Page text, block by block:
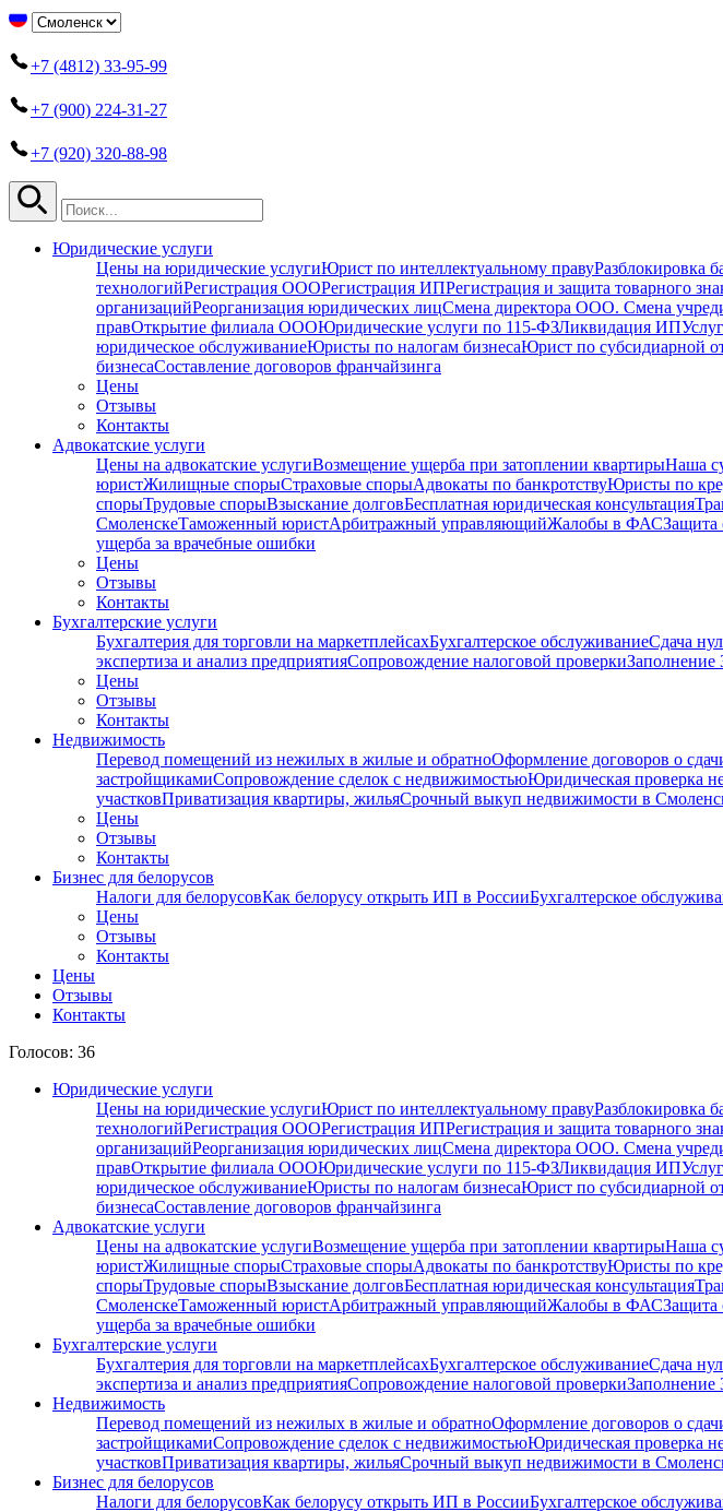
+7 (4812) 33-95-99
+7 (900) 224-31-27
+7 (920) 320-88-98
Юридические услуги
Цены на юридические услугиЮрист по интеллектуальному правуРазблокировка
технологийРегистрация ОООРегистрация ИПРегистрация и защита товарного
организацийРеорганизация юридических лицСмена директора ООО. Смена
правОткрытие филиала ОООЮридические услуги по 115-ФЗЛиквидация ИП
юридическое обслуживаниеЮристы по налогам бизнесаЮрист по субсидиарной
бизнесаСоставление договоров франчайзинга
Цены
Отзывы
Контакты
Адвокатские услуги
Цены на адвокатские услугиВозмещение ущерба при затоплении квартирыНаша
юристЖилищные спорыСтраховые спорыАдвокаты по банкротствуЮристы по
спорыТрудовые спорыВзыскание долговБесплатная юридическая консультация
СмоленскеТаможенный юристАрбитражный управляющийЖалобы в ФАСЗащита
ущерба за врачебные ошибки
Цены
Отзывы
Контакты
Бухгалтерские услуги
Бухгалтерия для торговли на маркетплейсахБухгалтерское обслуживаниеСдача
экспертиза и анализ предприятияСопровождение налоговой проверки
Цены
Отзывы
Контакты
Недвижимость
Перевод помещений из нежилых в жилые и обратноОформление договоров о
застройщикамиСопровождение сделок с недвижимостьюЮридическая проверка
участковПриватизация квартиры, жильяСрочный выкуп недвижимости в
Цены
Отзывы
Контакты
Бизнес для белорусов
Налоги для белорусовКак белорусу открыть ИП в РоссииБухгалтерское
Цены
Отзывы
Контакты
Цены
Отзывы
Контакты
Голосов: 36
Юридические услуги
Цены на юридические услугиЮрист по интеллектуальному правуРазблокировка
технологийРегистрация ОООРегистрация ИПРегистрация и защита товарного
организацийРеорганизация юридических лицСмена директора ООО. Смена
правОткрытие филиала ОООЮридические услуги по 115-ФЗЛиквидация ИП
юридическое обслуживаниеЮристы по налогам бизнесаЮрист по субсидиарной
бизнесаСоставление договоров франчайзинга
Адвокатские услуги
Цены на адвокатские услугиВозмещение ущерба при затоплении квартирыНаша
юристЖилищные спорыСтраховые спорыАдвокаты по банкротствуЮристы по
спорыТрудовые спорыВзыскание долговБесплатная юридическая консультация
СмоленскеТаможенный юристАрбитражный управляющийЖалобы в ФАСЗащита
ущерба за врачебные ошибки
Бухгалтерские услуги
Бухгалтерия для торговли на маркетплейсахБухгалтерское обслуживаниеСдача
экспертиза и анализ предприятияСопровождение налоговой проверки
Недвижимость
Перевод помещений из нежилых в жилые и обратноОформление договоров о
застройщикамиСопровождение сделок с недвижимостьюЮридическая проверка
участковПриватизация квартиры, жильяСрочный выкуп недвижимости в
Бизнес для белорусов
Налоги для белорусовКак белорусу открыть ИП в РоссииБухгалтерское